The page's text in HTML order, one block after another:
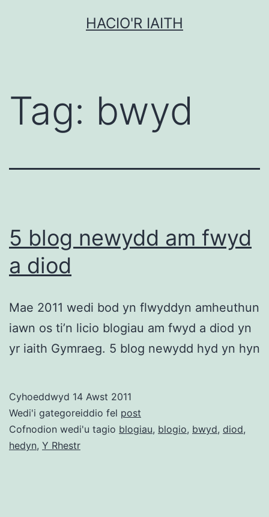
HACIO'R IAITH
Tag: bwyd
5 blog newydd am fwyd
a diod
Mae 2011 wedi bod yn flwyddyn amheuthun
iawn os ti’n licio blogiau am fwyd a diod yn
yr iaith Gymraeg. 5 blog newydd hyd yn hyn
Cyhoeddwyd 14 Awst 2011
Wedi'i gategoreiddio fel post
Cofnodion wedi'u tagio blogiau, blogio, bwyd, diod,
hedyn, Y Rhestr